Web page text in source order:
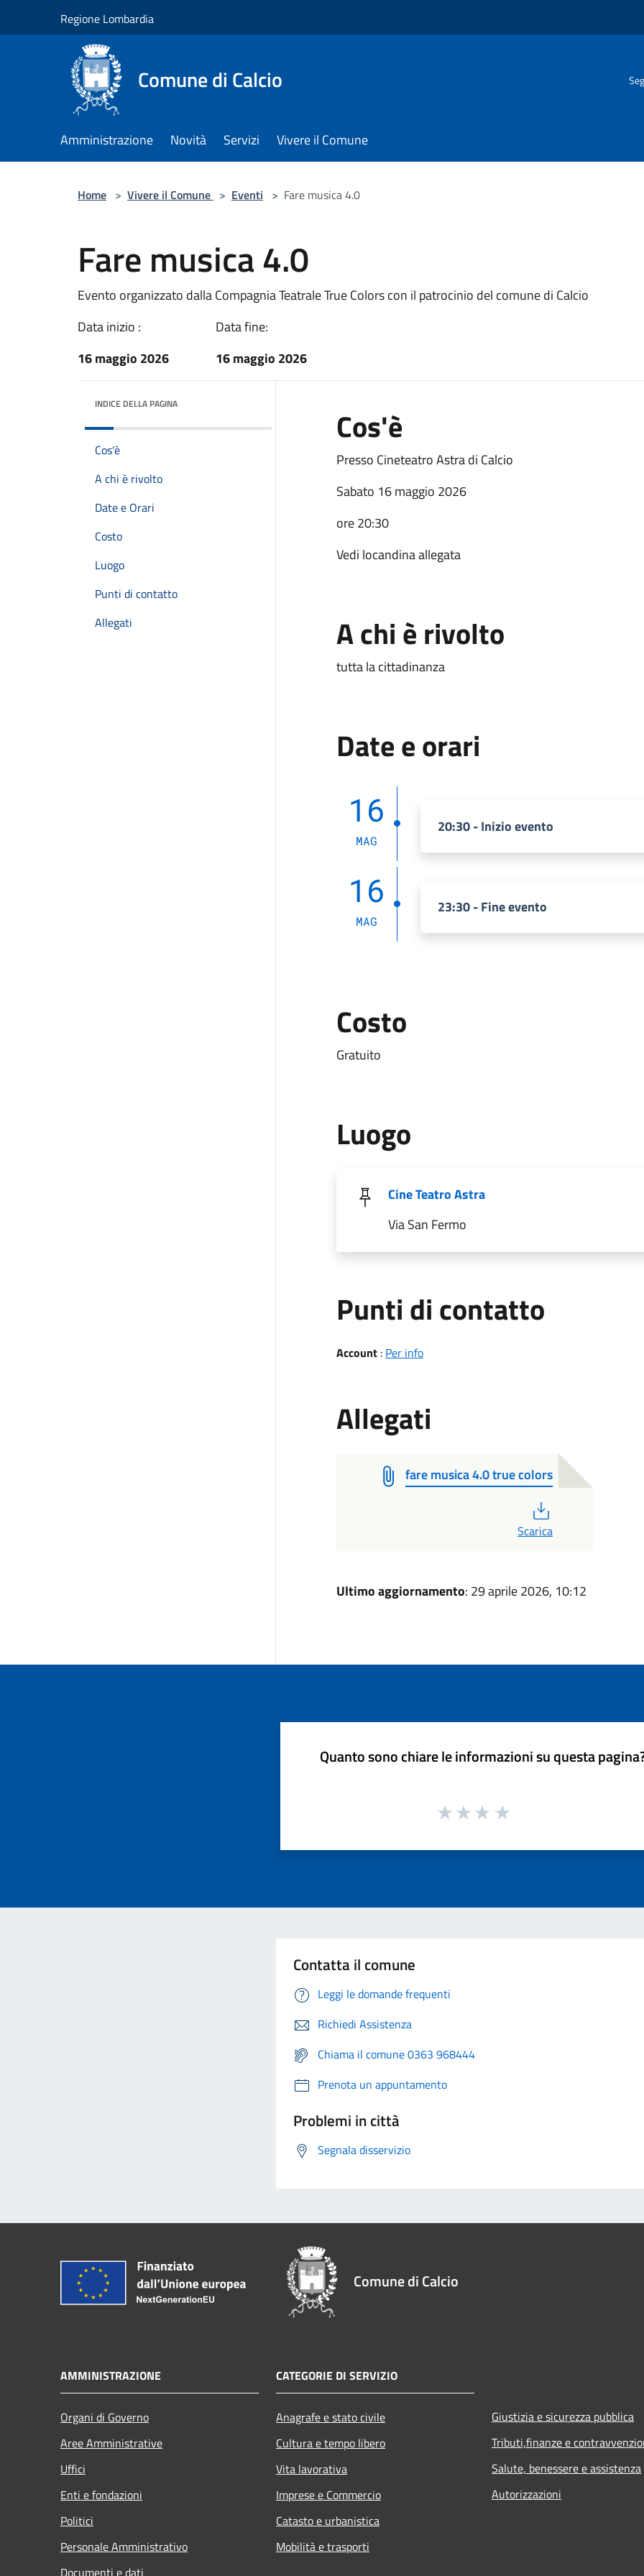
Regione Lombardia
Comune di Calcio
Amministrazione Novità Servizi Vivere il Comune
Home > Vivere il Comune > Eventi > Fare musica 4.0
Fare musica 4.0
Evento organizzato dalla Compagnia Teatrale True Colors con il patrocinio del comune di Calcio
Data inizio :
16 maggio 2026
Data fine:
16 maggio 2026
INDICE DELLA PAGINA
Cos'è
A chi è rivolto
Date e Orari
Costo
Luogo
Punti di contatto
Allegati
Cos'è
Presso Cineteatro Astra di Calcio
Sabato 16 maggio 2026
ore 20:30
Vedi locandina allegata
A chi è rivolto
tutta la cittadinanza
Date e orari
16
MAG
20:30 - Inizio evento
16
MAG
23:30 - Fine evento
Costo
Gratuito
Luogo
Cine Teatro Astra
Via San Fermo
Punti di contatto
Account: Per info
Allegati
fare musica 4.0 true colors
Scarica
Ultimo aggiornamento: 29 aprile 2026, 10:12
Quanto sono chiare le informazioni su questa
Contatta il comune
Leggi le domande frequenti
Richiedi Assistenza
Chiama il comune 0363 968444
Prenota un appuntamento
Problemi in città
Segnala disservizio
Comune di Calcio
AMMINISTRAZIONE
Organi di Governo
Aree Amministrative
Uffici
Enti e fondazioni
Politici
Personale Amministrativo
Documenti e dati
CATEGORIE DI SERVIZIO
Anagrafe e stato civile
Cultura e tempo libero
Vita lavorativa
Imprese e Commercio
Catasto e urbanistica
Mobilità e trasporti
Giustizia e sicurezza pubblica
Tributi,finanze e
Salute, benessere e assistenza
Autorizzazioni